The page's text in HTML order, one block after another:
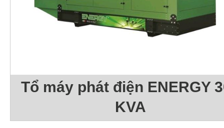
Tổ máy phát điện ENERGY
KVA